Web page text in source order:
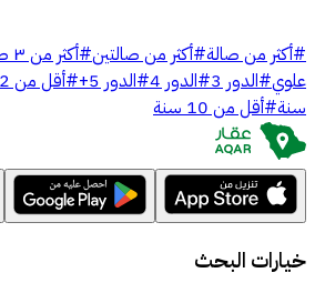
#أكثر من صالة#أكثر من صالتين#أكثر من ٣ صالات
علوي#الدور 3 #الدور 4 #الدور 5+ #أقل من 2 سنة
سنة#أقل من 10 سنة
خيارات البحث